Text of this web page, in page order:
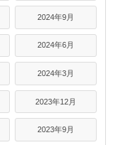
2024年9月
2024年6月
2024年3月
2023年12月
2023年9月